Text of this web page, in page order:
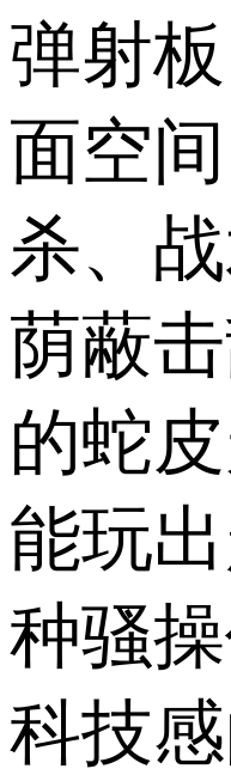
弹射
面空
杀、战
荫蔽
的蛇
能玩
种骚
科技